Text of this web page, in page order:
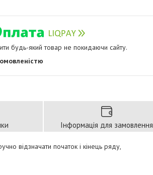
будь-який товар не покидаючи сайту.
Інформація для замовлення
відзначати початок і кінець ряду,